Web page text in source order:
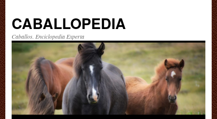
CABALLOPEDIA
Caballos. Enciclopedia Experta